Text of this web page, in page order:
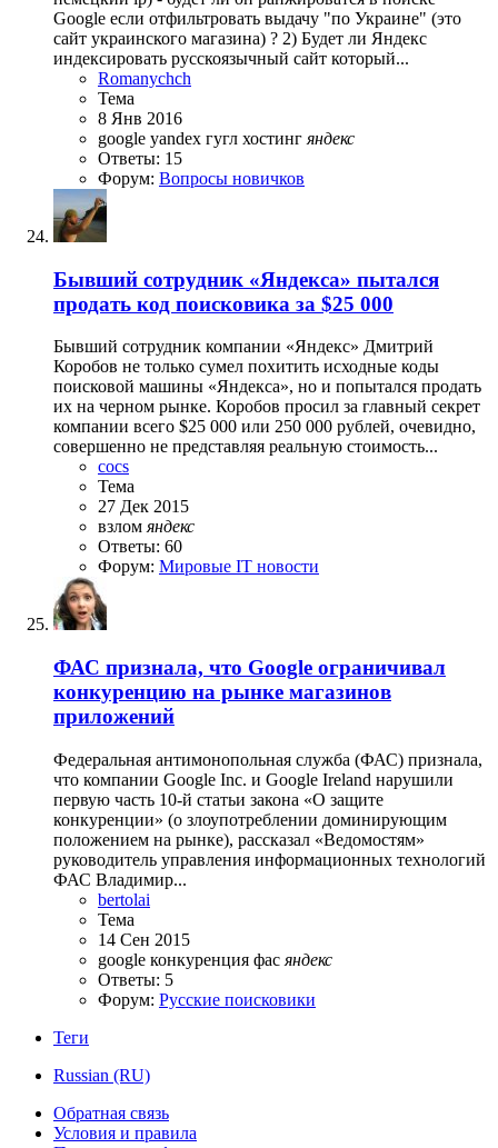
Google если отфильтровать выдачу "по Украине" (это
сайт украинского магазина) ? 2) Будет ли Яндекс
индексировать русскоязычный сайт который...
Romanychch
Тема
8 Янв 2016
google yandex гугл хостинг яндекс
Ответы: 15
Форум: Вопросы новичков
Бывший сотрудник «Яндекса» пытался
продать код поисковика за $25 000
Бывший сотрудник компании «Яндекс» Дмитрий
Коробов не только сумел похитить исходные коды
поисковой машины «Яндекса», но и попытался продать
их на черном рынке. Коробов просил за главный секрет
компании всего $25 000 или 250 000 рублей, очевидно,
совершенно не представляя реальную стоимость...
cocs
Тема
27 Дек 2015
взлом яндекс
Ответы: 60
Форум: Мировые IT новости
ФАС признала, что Google ограничивал
конкуренцию на рынке магазинов
приложений
Федеральная антимонопольная служба (ФАС) признала,
что компании Google Inc. и Google Ireland нарушили
первую часть 10-й статьи закона «О защите
конкуренции» (о злоупотреблении доминирующим
положением на рынке), рассказал «Ведомостям»
руководитель управления информационных технологий
ФАС Владимир...
bertolai
Тема
14 Сен 2015
google конкуренция фас яндекс
Ответы: 5
Форум: Русские поисковики
Теги
Russian (RU)
Обратная связь
Условия и правила